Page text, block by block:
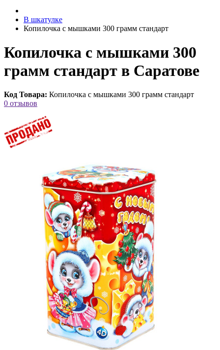
В шкатулке
Копилочка с мышками 300 грамм стандарт
Копилочка с мышками 300
грамм стандарт в Саратове
Код Товара: Копилочка с мышками 300 грамм стандарт
0 отзывов